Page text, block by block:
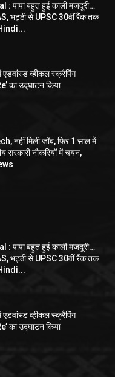
पापा बहुत हुई काली मजदूरी…
भट्ठी से UPSC 30वीं रैंक तक
एडवांस्ड व्हीकल स्क्रैपिंग
का उद्घाटन किया
नहीं मिली जॉब, फिर 1 साल में
सरकारी नौकरियों में चयन,
पापा बहुत हुई काली मजदूरी…
भट्ठी से UPSC 30वीं रैंक तक
एडवांस्ड व्हीकल स्क्रैपिंग
का उद्घाटन किया